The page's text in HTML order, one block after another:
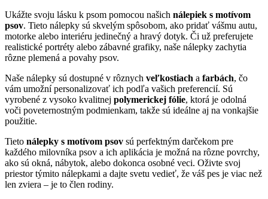
Ukážte svoju lásku k psom pomocou našich nálepiek s motívom
psov. Tieto nálepky sú skvelým spôsobom, ako pridať vášmu autu,
motorke alebo interiéru jedinečný a hravý dotyk. Či už preferujete
realistické portréty alebo zábavné grafiky, naše nálepky zachytia
rôzne plemená a povahy psov.
Naše nálepky sú dostupné v rôznych veľkostiach a farbách, čo
vám umožní personalizovať ich podľa vašich preferencií. Sú
vyrobené z vysoko kvalitnej polymerickej fólie, ktorá je odolná
voči poveternostným podmienkam, takže sú ideálne aj na vonkajšie
použitie.
Tieto nálepky s motívom psov sú perfektným darčekom pre
každého milovníka psov a ich aplikácia je možná na rôzne povrchy,
ako sú okná, nábytok, alebo dokonca osobné veci. Oživte svoj
priestor týmito nálepkami a dajte svetu vedieť, že váš pes je viac než
len zviera – je to člen rodiny.